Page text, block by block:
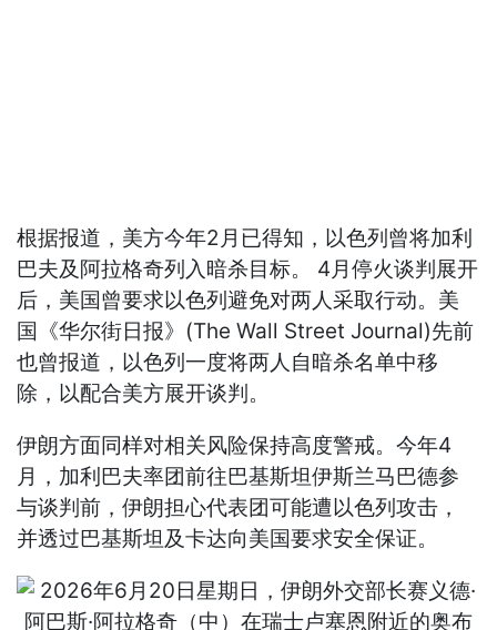
根据报道，美方今年2月已得知，以色列曾将加利
巴夫及阿拉格奇列入暗杀目标。 4月停火谈判展开
后，美国曾要求以色列避免对两人采取行动。美
国《华尔街日报》(The Wall Street Journal)先前
也曾报道，以色列一度将两人自暗杀名单中移
除，以配合美方展开谈判。
伊朗方面同样对相关风险保持高度警戒。今年4
月，加利巴夫率团前往巴基斯坦伊斯兰马巴德参
与谈判前，伊朗担心代表团可能遭以色列攻击，
并透过巴基斯坦及卡达向美国要求安全保证。